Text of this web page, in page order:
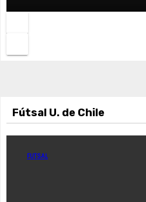
Fútsal U. de Chile
FUTSAL